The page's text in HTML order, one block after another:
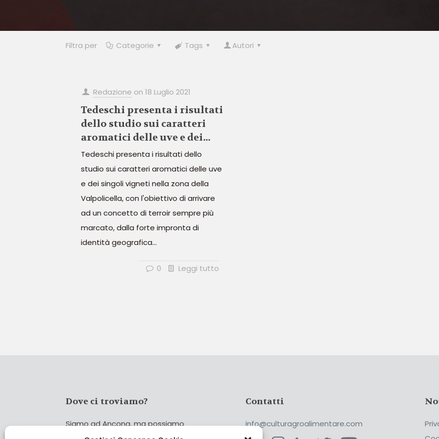
Filtra per Categorie Tags Autori
Redazione on 18 Luglio 2021
Tedeschi presenta i risultati
dello studio sui caratteri
aromatici delle uve e dei
singoli vigneti nella zona
della Valpolicella
Tedeschi presenta i risultati dello
studio sui caratteri aromatici delle uve
e dei singoli vigneti nella zona della
Valpolicella, con l'obiettivo di arrivare
ad un concetto di terroir sempre più
marcato, dalla forte impronta di
identità geografica...
0 Leggi tutto
Dove ci troviamo?
Siamo ad Ancona, ma possiamo
Contatti
info@culturagroalimentare.com